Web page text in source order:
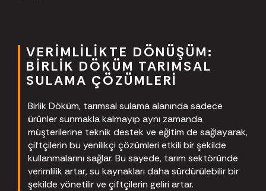
VERIMLILIKTE DÖNÜŞÜM:
BIRLIK DÖKÜM TARIMSAL
SULAMA ÇÖZÜMLERI
Birlik Döküm, tarımsal sulama alanında sadece
ürünler sunmakla kalmayıp aynı zamanda
müşterilerine teknik destek ve eğitim de sağlayarak,
çiftçilerin bu yenilikçi çözümleri etkili bir şekilde
kullanmalarını sağlar. Bu sayede, tarım sektöründe
verimlilik artar, su kaynakları daha sürdürülebilir bir
şekilde yönetilir ve çiftçilerin geliri artar.